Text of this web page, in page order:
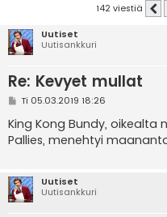
142 viestiä
Uutiset
Uutisankkuri
Re: Kevyet mullat
V
e
s
t
Ti 05.03.2019 18:26
King Kong Bundy, oikealta
Pallies, menehtyi
Uutiset
Uutisankkuri